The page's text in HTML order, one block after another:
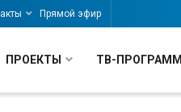
Прямой эфир
ПРОЕКТЫ ТВ-